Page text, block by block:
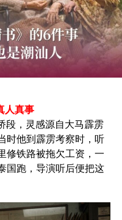
人真事
段，灵感源自大马霹雳
时他到霹雳考察时，听
修铁路被拖欠工资，一
国跑，导演听后便把这